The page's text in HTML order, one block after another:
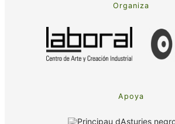
Organiza
Apoya